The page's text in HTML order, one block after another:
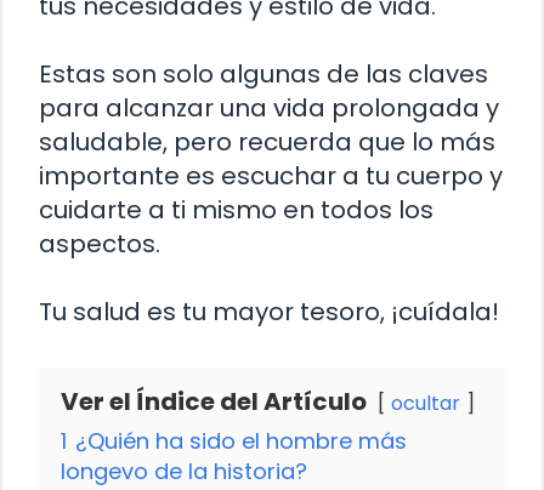
Estas son solo algunas de las claves
para alcanzar una vida prolongada y
saludable, pero recuerda que lo más
importante es escuchar a tu cuerpo y
cuidarte a ti mismo en todos los
aspectos.
Tu salud es tu mayor tesoro, ¡cuídala!
Ver el Índice del Artículo ocultar
1 ¿Quién ha sido el hombre más
longevo de la historia?